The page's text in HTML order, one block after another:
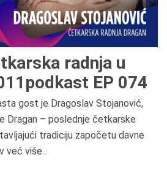
radnja u
EP 074
gost je Dragoslav Stojanović,
Dragan – poslednje četkarske
tradiciju započetu davne
već više...